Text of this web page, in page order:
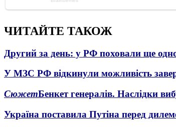
ЧИТАЙТЕ ТАКОЖ
Другий за день: у РФ поховали ще
У МЗС РФ відкинули можливість
СюжетБенкет генералів. Наслідки
Україна поставила Путіна перед